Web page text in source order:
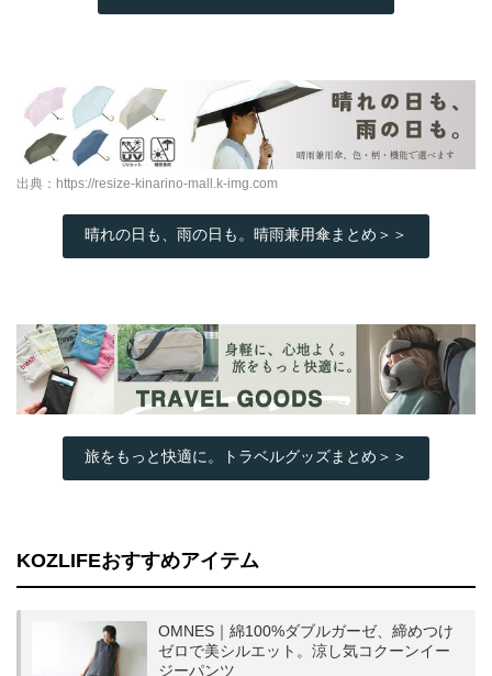
出典： https://resize-kinarino-mall.k-img.com
晴れの日も、雨の日も。晴雨兼用傘まとめ＞＞
旅をもっと快適に。トラベルグッズまとめ＞＞
KOZLIFEおすすめアイテム
OMNES｜綿100%ダブルガーゼ、締めつけ
ゼロで美シルエット。涼し気コクーンイー
ジーパンツ